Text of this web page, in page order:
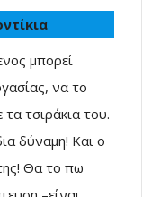
μπορεί
να το
τσιράκια του.
δύναμη! Και ο
Θα το πω